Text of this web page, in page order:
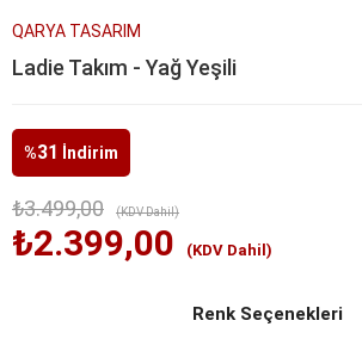
QARYA TASARIM
Ladie Takım - Yağ Yeşili
%31 İndirim
₺3.499,00 (KDV Dahil)
₺2.399,00 (KDV Dahil)
Renk Seçenekleri